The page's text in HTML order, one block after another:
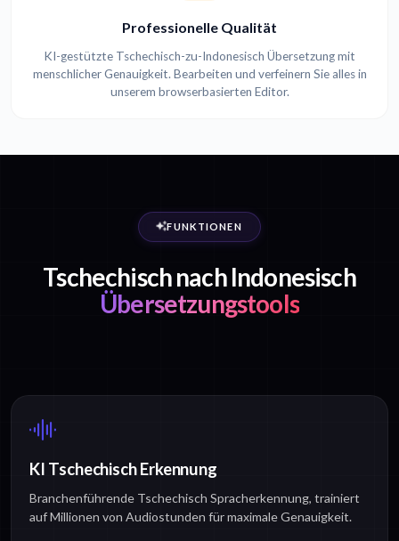
Professionelle Qualität
KI-gestützte Tschechisch-zu-Indonesisch Übersetzung mit
menschlicher Genauigkeit. Bearbeiten und verfeinern Sie alles in
unserem browserbasierten Editor.
FUNKTIONEN
Tschechisch nach Indonesisch
Übersetzungstools
KI Tschechisch Erkennung
Branchenführende Tschechisch Spracherkennung, trainiert
auf Millionen von Audiostunden für maximale Genauigkeit.